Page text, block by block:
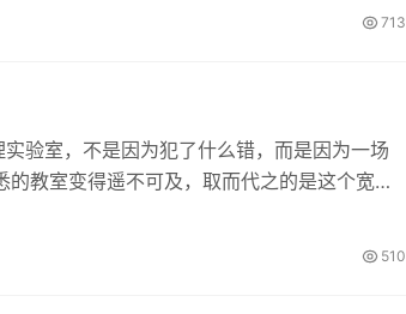
713
验室，不是因为犯了什么错，而是因为一场
教室变得遥不可及，取而代之的是这个宽敞
510